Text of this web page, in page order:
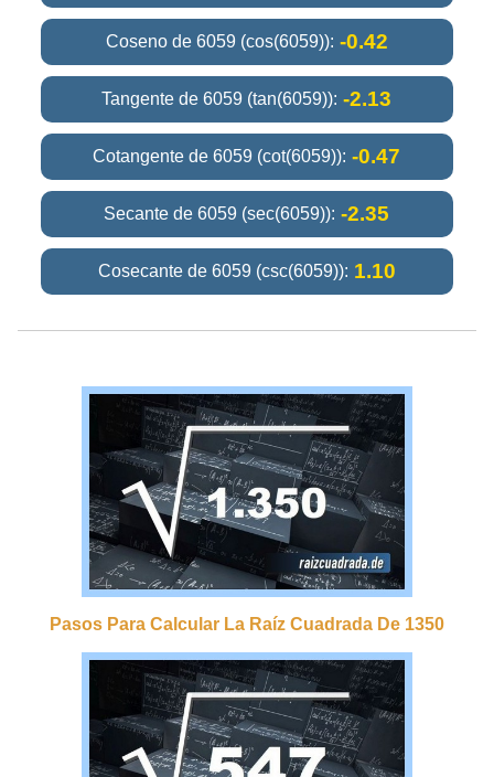
Coseno de 6059 (cos(6059)): -0.42
Tangente de 6059 (tan(6059)): -2.13
Cotangente de 6059 (cot(6059)): -0.47
Secante de 6059 (sec(6059)): -2.35
Cosecante de 6059 (csc(6059)): 1.10
Pasos Para Calcular La Raíz Cuadrada De 1350